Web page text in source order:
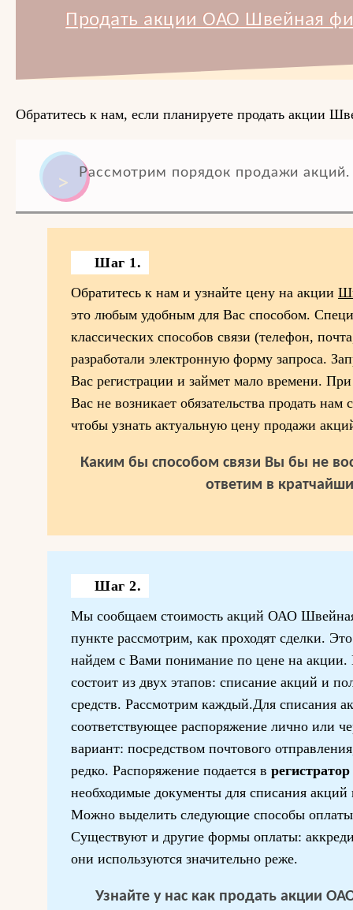
Продать акции ОАО Швейная
Обратитесь к нам, если планируете продать акции
Рассмотрим порядок продажи акций.
Шаг 1.
Обратитесь к нам и узнайте цену на акции
это любым удобным для Вас способом.
классических способов связи (телефон,
разработали электронную форму запроса.
Вас регистрации и займет мало времени.
Вас не возникает обязательства продать
чтобы узнать актуальную цену продажи
Каким бы способом связи Вы бы не
ответим в
Шаг 2.
Мы сообщаем стоимость акций ОАО
пункте рассмотрим, как проходят сделки.
найдем с Вами понимание по цене на акции.
состоит из двух этапов: списание акций и
средств. Рассмотрим каждый.Для списания
соответствующее распоряжение лично или
вариант: посредством почтового
редко. Распоряжение подается в
необходимые документы для списания
Можно выделить следующие способы
Существуют и другие формы оплаты:
они используются значительно реже.
Узнайте у нас как продать акции